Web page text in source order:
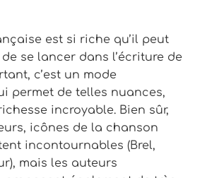
est si riche qu’il peut
se lancer dans l’écriture de
c’est un mode
permet de telles nuances,
incroyable. Bien sûr,
icônes de la chanson
incontournables (Brel,
mais les auteurs